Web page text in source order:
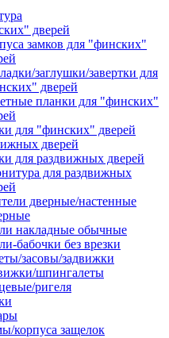
дверей
замков для "финских"
заглушки/завертки для
дверей
планки для "финских"
для "финских" дверей
дверей
для раздвижных дверей
для раздвижных
дверные/настенные
накладные обычные
бабочки без врезки
засовы/задвижки
шпингалеты
ригеля
корпуса защелок